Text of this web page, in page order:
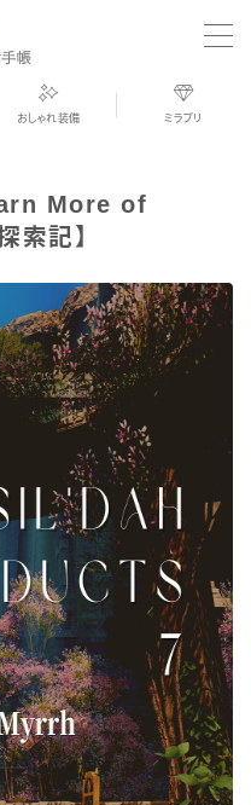
おしゃれ装備 ミラプリ
More of
索記】